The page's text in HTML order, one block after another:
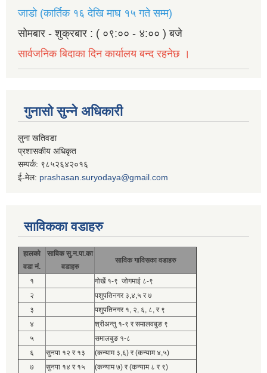
जाडो (कार्तिक १६ देखि माघ १५ गते सम्म)
सोमबार - शुक्रबार : ( ०९:०० - ४:०० ) बजे
सार्वजनिक बिदाका दिन कार्यालय बन्द रहनेछ ।
गुनासो सुन्ने अधिकारी
लुना खतिवडा
प्रशासकीय अधिकृत
सम्पर्क: ९८५२६४२०१६
ई-मेल: prashasan.suryodaya@gmail.com
साविकका वडाहरु
हालको
वडा नं.
साविक सु.न.पा.का
वडाहरु
साविक गाविसका वडाहरु
१
गोर्खे १-९ जोगमाई ८-९
२
पशुपतिनगर ३,४,५ र ७
३
पशुपतिनगर १, २, ६, ८, र ९
४
श्रीअन्तु १-९ र समालवबुङ ९
५
समालबुङ १-८
६
सुनपा १२ र १३
(कन्याम ३,६) र (कन्याम ४,५)
७
सुनपा १४ र १५
(कन्याम ७) र (कन्याम ८ र ९)